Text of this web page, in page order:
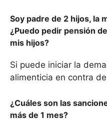
Soy padre de 2 hijos, la
¿Puedo pedir pensión
mis hijos?
Si puede iniciar la
alimenticia en contra
¿Cuáles son las
más de 1 mes?